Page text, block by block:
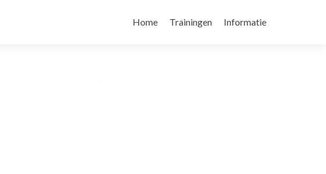
to
Home Trainingen Informatie